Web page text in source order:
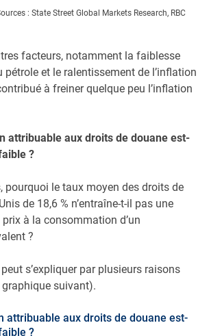
: State Street Global Markets Research, RBC
facteurs, notamment la faiblesse
pétrole et le ralentissement de l’inflation
à freiner quelque peu l’inflation
attribuable aux droits de douane est-
?
pourquoi le taux moyen des droits de
de 18,6 % n’entraîne-t-il pas une
à la consommation d’un
?
s’expliquer par plusieurs raisons
suivant).
attribuable aux droits de douane est-
?